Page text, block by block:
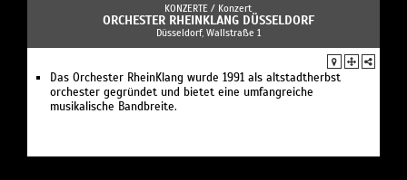
KONZERTE / Konzert
ORCHESTER RHEINKLANG DÜSSELDORF
Düsseldorf, Wallstraße 1
Das Orchester RheinKlang wurde 1991 als altstadtherbst
orchester gegründet und bietet eine umfangreiche
musikalische Bandbreite.